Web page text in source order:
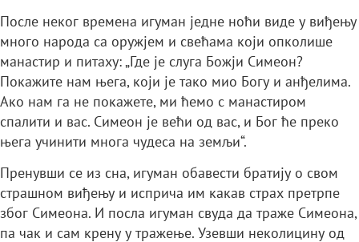
После неког времена игуман једне ноћи виде у виђењу
много народа са оружјем и свећама који опколише
манастир и питаху: „Где је слуга Божји Симеон?
Покажите нам њега, који је тако мио Богу и анђелима.
Ако нам га не покажете, ми ћемо с манастиром
спалити и вас. Симеон је већи од вас, и Бог ће преко
њега учинити многа чудеса на земљи“.
Пренувши се из сна, игуман обавести братију о свом
страшном виђењу и исприча им какав страх претрпе
због Симеона. И посла игуман свуда да траже Симеона,
па чак и сам крену у тражење. Узевши неколицину од